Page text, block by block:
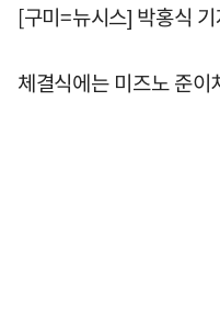
[구미=뉴시스] 박홍식
체결식에는 미즈노 준